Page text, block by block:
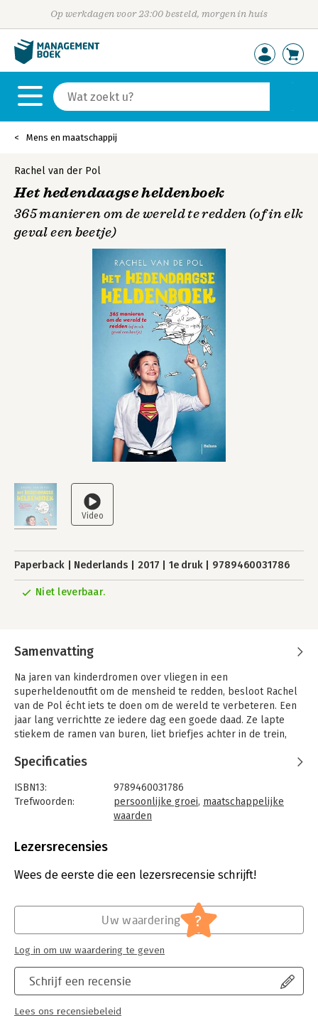
Op werkdagen voor 23:00 besteld, morgen in huis
Mens en maatschappij
Rachel van der Pol
Het hedendaagse heldenboek
365 manieren om de wereld te redden (of in elk
geval een beetje)
Paperback Nederlands 2017 1e druk 9789460031786
Niet leverbaar.
Samenvatting
Na jaren van kinderdromen over vliegen in een
superheldenoutfit om de mensheid te redden, besloot Rachel
van de Pol écht iets te doen om de wereld te verbeteren. Een
jaar lang verrichtte ze iedere dag een goede daad. Ze lapte
stiekem de ramen van buren, liet briefjes achter in de trein,
versierde de daklozenopvang.
Ze doet hiervan op ontwapenende wijze verslag in 'Het
hedendaagse heldenboek', dat ons leert dat de wereld het niet
moet hebben van al die gespierde, knappe, getalenteerde
zelfs zonder dat je het door hebt.
Gewapend met onderzoek van filosofen, sociologen en
biologen en aan de hand van hilarische en ontroerende
ander niet alleen de wereld maar ook jezelf verbetert. Haar
aanstekelijke boek is rijk geïllustreerd door Marguerite Meijer.
Specificaties
ISBN13:
9789460031786
Trefwoorden:
persoonlijke groei, maatschappelijke
waarden
Bindwijze:
Uitgever:
Uitgeverij Balans
Hoofdrubriek: Mens en maatschappij
Lezersrecensies
Wees de eerste die een lezersrecensie schrijft!
Schrijf een recensie
Lees ons recensiebeleid
Uw waardering ?
Log in om uw waardering te geven